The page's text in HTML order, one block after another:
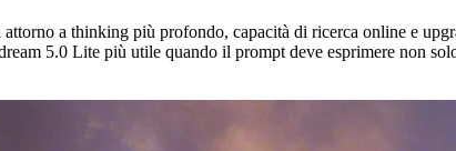
a thinking più profondo, capacità di ricerca online e
5.0 Lite più utile quando il prompt deve esprimere non